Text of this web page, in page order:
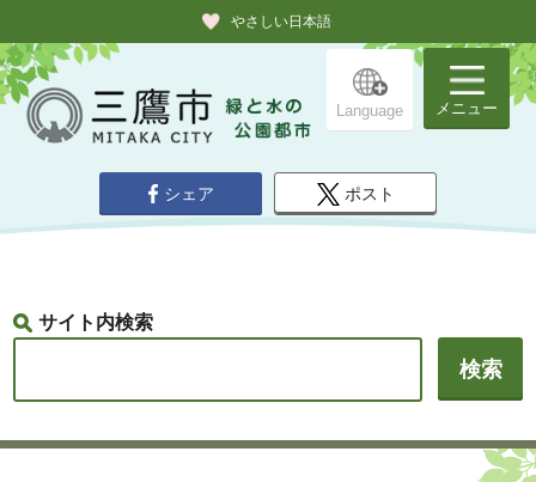
やさしい日本語
Language メニュー
シェア ポスト
サイト内検索